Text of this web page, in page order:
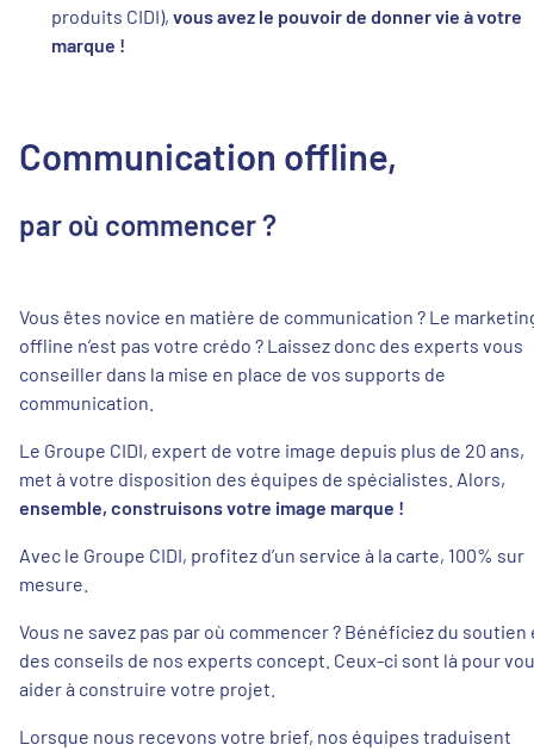
produits CIDI), vous avez le pouvoir de donner vie à votre
marque !
Communication offline,
par où commencer ?
Vous êtes novice en matière de communication ? Le
offline n’est pas votre crédo ? Laissez donc des experts vous
conseiller dans la mise en place de vos supports de
communication.
Le Groupe CIDI, expert de votre image depuis plus de 20 ans,
met à votre disposition des équipes de spécialistes. Alors,
ensemble, construisons votre image marque !
Avec le Groupe CIDI, profitez d’un service à la carte, 100% sur
mesure.
Vous ne savez pas par où commencer ? Bénéficiez du soutien
des conseils de nos experts concept. Ceux-ci sont là pour
aider à construire votre projet.
Lorsque nous recevons votre brief, nos équipes traduisent